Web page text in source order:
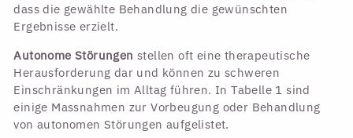
dass die gewählte Behandlung die gewünschten
Ergebnisse erzielt.
Autonome Störungen stellen oft eine therapeutische
Herausforderung dar und können zu schweren
Einschränkungen im Alltag führen. In Tabelle 1 sind
einige Massnahmen zur Vorbeugung oder Behandlung
von autonomen Störungen aufgelistet.